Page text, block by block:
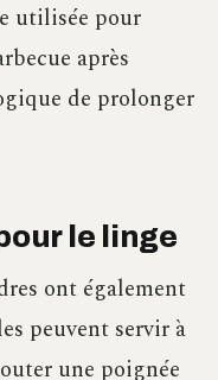
utilisée pour
après
de prolonger
le linge
ont également
peuvent servir à
une poignée